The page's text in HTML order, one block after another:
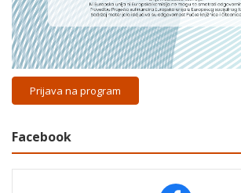
Prijava na program
Facebook